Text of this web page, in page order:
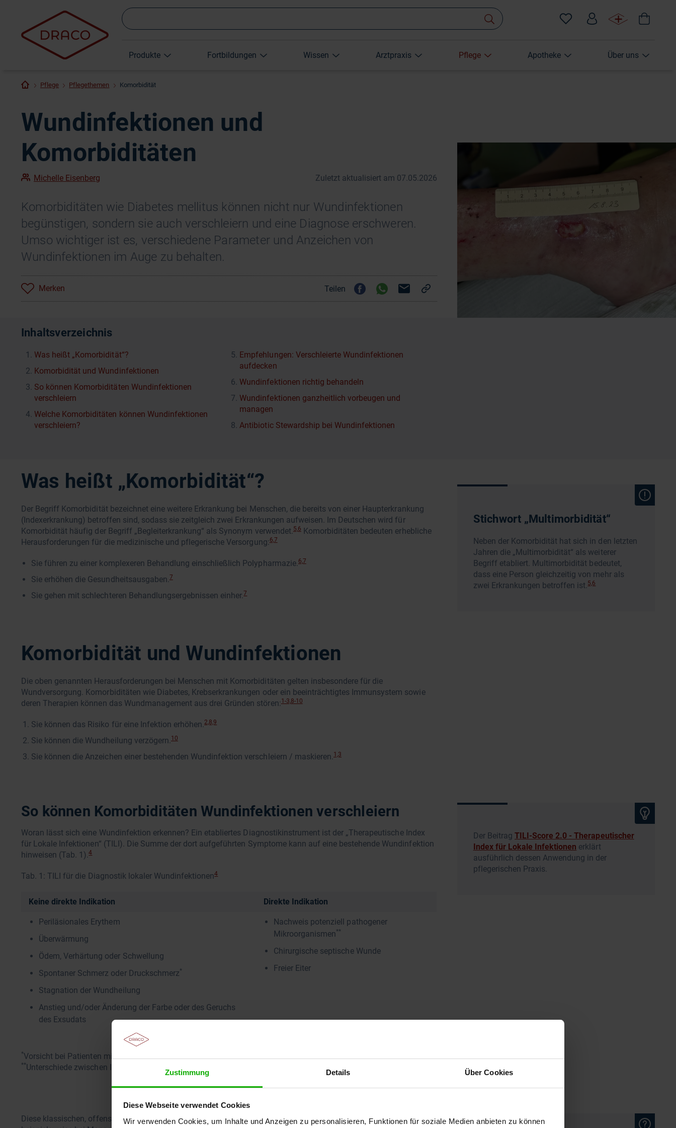
Zustimmung Details Über Cookies
Diese Webseite verwendet Cookies
Wir verwenden Cookies, um Inhalte und Anzeigen zu personalisieren, Funktionen für soziale Medien anbieten zu können
Produkte Fortbildungen Wissen Arztpraxis Pflege Apotheke Über uns
Pflege Pflegethemen Komorbidität
Wundinfektionen und
Komorbiditäten
Michelle Eisenberg Zuletzt aktualisiert am 07.05.2026
Komorbiditäten wie Diabetes mellitus können nicht nur Wundinfektionen
begünstigen, sondern sie auch verschleiern und eine Diagnose erschweren.
Umso wichtiger ist es, verschiedene Parameter und Anzeichen von
Wundinfektionen im Auge zu behalten.
Merken Teilen
Inhaltsverzeichnis
Was heißt „Komorbidität“?
Komorbidität und Wundinfektionen
So können Komorbiditäten Wundinfektionen
verschleiern
Welche Komorbiditäten können Wundinfektionen
verschleiern?
Empfehlungen: Verschleierte Wundinfektionen
aufdecken
Wundinfektionen richtig behandeln
Wundinfektionen ganzheitlich vorbeugen und
managen
Antibiotic Stewardship bei Wundinfektionen
Was heißt „Komorbidität“?
Der Begriff Komorbidität bezeichnet eine weitere Erkrankung bei Menschen, die bereits von einer Haupterkrankung
(Indexerkrankung) betroffen sind, sodass sie zeitgleich zwei Erkrankungen aufweisen. Im Deutschen wird für
Komorbidität häufig der Begriff „Begleiterkrankung“ als Synonym verwendet.5,6Komorbiditäten bedeuten erhebliche
Herausforderungen für die medizinische und pflegerische Versorgung:6,7
Sie führen zu einer komplexeren Behandlung einschließlich Polypharmazie.6,7
Sie erhöhen die Gesundheitsausgaben.7
Sie gehen mit schlechteren Behandlungsergebnissen einher.7
Stichwort „Multimorbidität“
Neben der Komorbidität hat sich in den letzten
Jahren die „Multimorbidität“ als weiterer
Begriff etabliert. Multimorbidität bedeutet,
dass eine Person gleichzeitig von mehr als
zwei Erkrankungen betroffen ist.5,6
Komorbidität und Wundinfektionen
Die oben genannten Herausforderungen bei Menschen mit Komorbiditäten gelten insbesondere für die
Wundversorgung. Komorbiditäten wie Diabetes, Krebserkrankungen oder ein beeinträchtigtes Immunsystem sowie
deren Therapien können das Wundmanagement aus drei Gründen stören:1-3,8-10
Sie können das Risiko für eine Infektion erhöhen.2,8,9
Sie können die Wundheilung verzögern.10
Sie können die Anzeichen einer bestehenden Wundinfektion verschleiern / maskieren.1,3
So können Komorbiditäten Wundinfektionen verschleiern
Woran lässt sich eine Wundinfektion erkennen? Ein etabliertes Diagnostikinstrument ist der „Therapeutische Index
für Lokale Infektionen“ (TILI). Die Summe der dort aufgeführten Symptome kann auf eine bestehende Wundinfektion
hinweisen (Tab. 1).4
Tab. 1: TILI für die Diagnostik lokaler Wundinfektionen4
Keine direkte Indikation Direkte Indikation
Periläsionales Erythem
Überwärmung
Ödem, Verhärtung oder Schwellung
Spontaner Schmerz oder Druckschmerz*
Stagnation der Wundheilung
Anstieg und/oder Änderung der Farbe oder des Geruchs
des Exsudats
Nachweis potenziell pathogener
Mikroorganismen**
Chirurgische septische Wunde
Freier Eiter
*Vorsicht bei Patienten mit Polyneuropathie oder bei Einnahme von Schmerzmitteln
**Unterschiede zwischen Institutionen und Ländern möglich
Der Beitrag TILI-Score 2.0 - Therapeutischer
Index für Lokale Infektionen erklärt
ausführlich dessen Anwendung in der
pflegerischen Praxis.
Diese klassischen, offensichtlichen Indikatoren für eine Wundinfektion können jedoch
Wonach